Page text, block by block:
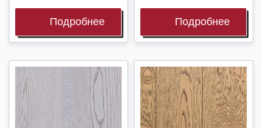
Подробнее Подробнее